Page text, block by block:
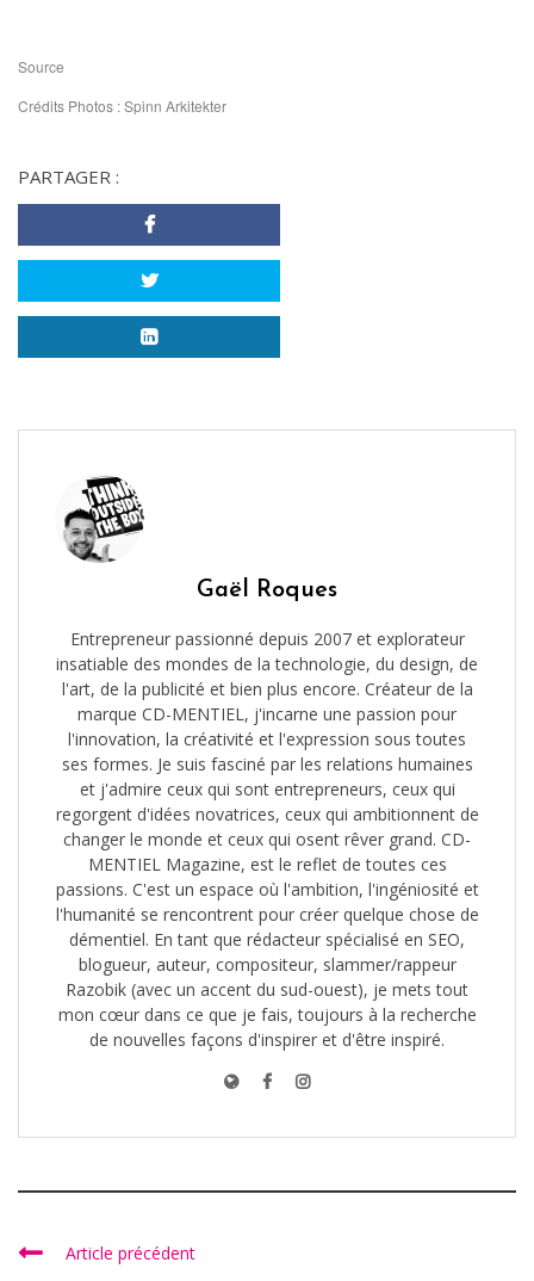
Source
Crédits Photos : Spinn Arkitekter
PARTAGER :
Gaël Roques
Entrepreneur passionné depuis 2007 et explorateur
insatiable des mondes de la technologie, du design, de
l'art, de la publicité et bien plus encore. Créateur de la
marque CD-MENTIEL, j'incarne une passion pour
l'innovation, la créativité et l'expression sous toutes
ses formes. Je suis fasciné par les relations humaines
et j'admire ceux qui sont entrepreneurs, ceux qui
regorgent d'idées novatrices, ceux qui ambitionnent de
changer le monde et ceux qui osent rêver grand. CD-
MENTIEL Magazine, est le reflet de toutes ces
passions. C'est un espace où l'ambition, l'ingéniosité et
l'humanité se rencontrent pour créer quelque chose de
démentiel. En tant que rédacteur spécialisé en SEO,
blogueur, auteur, compositeur, slammer/rappeur
Razobik (avec un accent du sud-ouest), je mets tout
mon cœur dans ce que je fais, toujours à la recherche
de nouvelles façons d'inspirer et d'être inspiré.
Article précédent